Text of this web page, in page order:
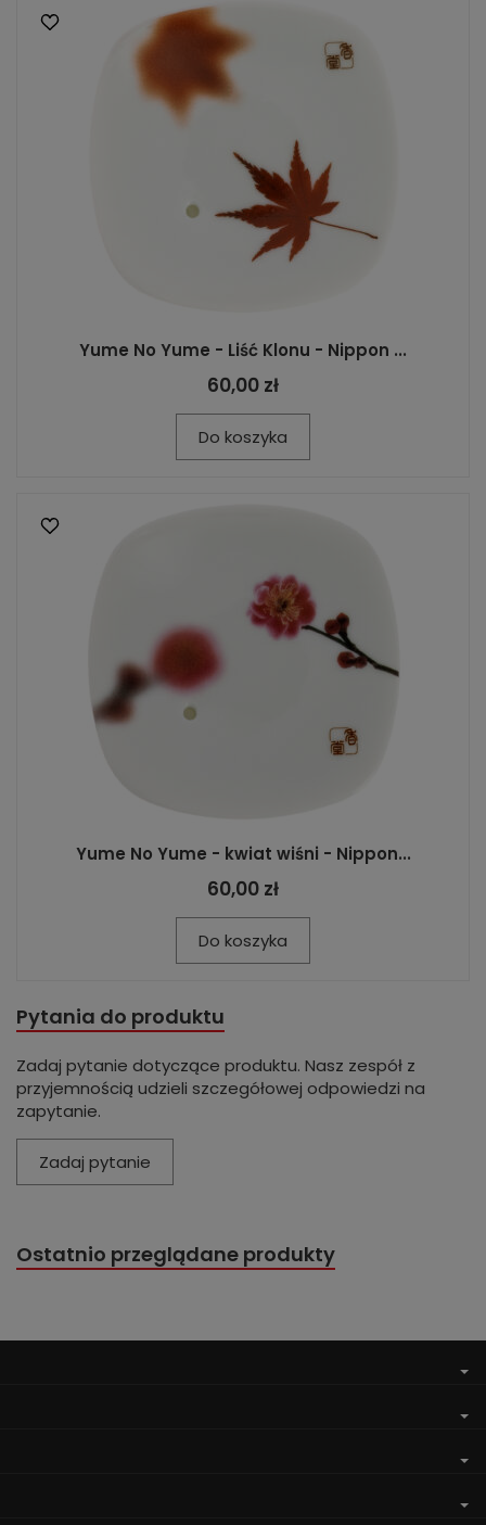
Yume No Yume - Liść Klonu - Nippon ...
60,00 zł
Do koszyka
Yume No Yume - kwiat wiśni - Nippon...
60,00 zł
Do koszyka
Pytania do produktu
Zadaj pytanie dotyczące produktu. Nasz zespół z
przyjemnością udzieli szczegółowej odpowiedzi na
zapytanie.
Zadaj pytanie
Ostatnio przeglądane produkty